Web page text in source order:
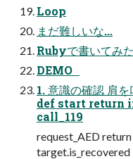
Loop
まだ難しいな...
Rubyで書いてみた
DEMO
1. 意識の確認 肩
def start return
call_119
request_AED